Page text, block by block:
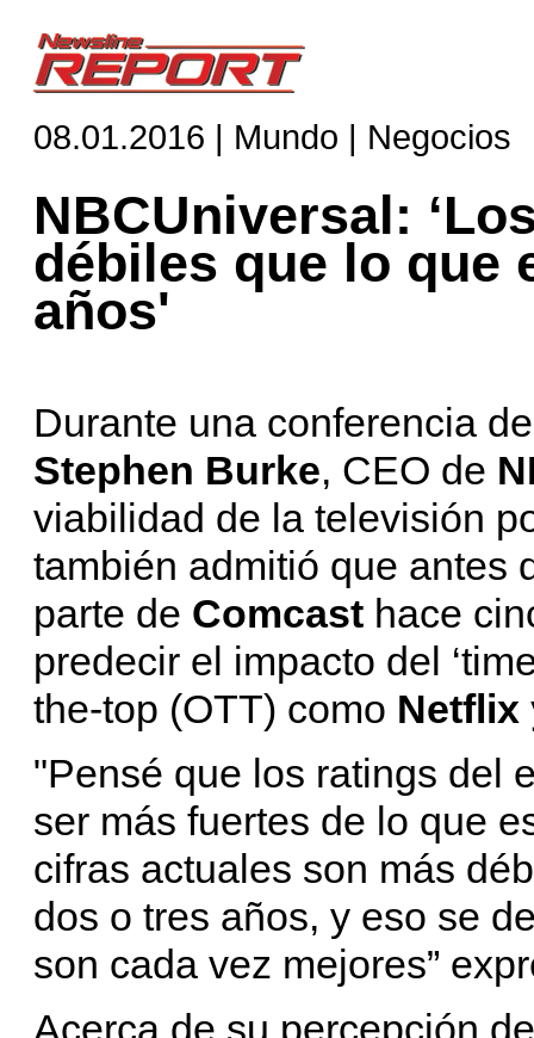
08.01.2016 | Mundo | Negocios
NBCUniversal:
débiles que lo que
años'
Durante una conferencia
Stephen Burke, CEO de
viabilidad de la televisión
también admitió que antes
parte de Comcast hace
predecir el impacto del
the-top (OTT) como Netflix
"Pensé que los ratings del
ser más fuertes de lo que
cifras actuales son más
dos o tres años, y eso se
son cada vez mejores”
Acerca de su percepción